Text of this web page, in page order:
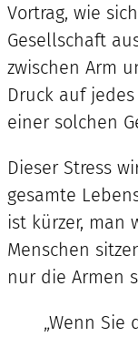
Vortrag, wie
Gesellschaft
zwischen Arm
Druck auf
einer solchen
Dieser Stress
gesamte
ist kürzer, man
Menschen
nur die Armen
„Wenn Sie